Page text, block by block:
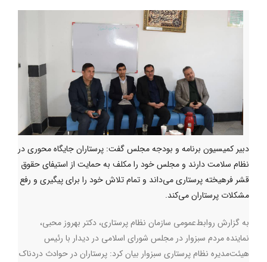
دبیر کمیسیون برنامه و بودجه مجلس گفت: پرستاران جایگاه محوری در
نظام سلامت دارند و مجلس خود را مکلف به حمایت از استیفای حقوق
قشر فرهیخته پرستاری می‌داند و تمام تلاش خود را برای پیگیری و رفع
مشکلات پرستاران می‌کند.
به‌ گزارش روابط‌عمومی سازمان نظام پرستاری، دکتر بهروز محبی،
نماینده مردم سبزوار در مجلس شورای اسلامی در دیدار با رئیس
هیئت‌مدیره نظام پرستاری سبزوار بیان کرد: پرستاران در حوادث دردناک